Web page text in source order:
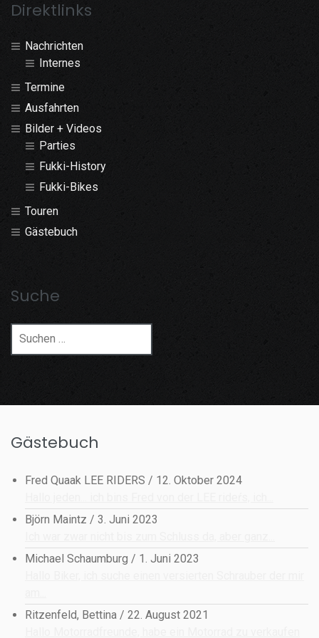
Direktlinks
Nachrichten
Internes
Termine
Ausfahrten
Bilder + Videos
Parties
Fukki-History
Fukki-Bikes
Touren
Gästebuch
Suche
Suchen
Gästebuch
Fred Quaak LEE RIDERS / 12. Oktober 2024
Björn Maintz / 3. Juni 2023
Michael Schaumburg / 1. Juni 2023
Ritzenfeld, Bettina / 22. August 2021